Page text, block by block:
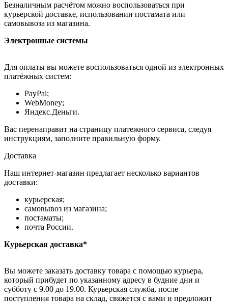
Безналичным расчётом можно воспользоваться при
курьерской доставке, использовании постамата или
самовывоза из магазина.
Электронные системы
Для оплаты вы можете воспользоваться одной из электронных
платёжных систем:
PayPal;
WebMoney;
Яндекс.Деньги.
Вас перенаправит на страницу платежного сервиса, следуя
инструкциям, заполните правильную форму.
Доставка
Наш интернет-магазин предлагает несколько вариантов
доставки:
курьерская;
самовывоз из магазина;
постаматы;
почта России.
Курьерская доставка*
Вы можете заказать доставку товара с помощью курьера,
который прибудет по указанному адресу в будние дни и
субботу с 9.00 до 19.00. Курьерская служба, после
поступления товара на склад, свяжется с вами и предложит